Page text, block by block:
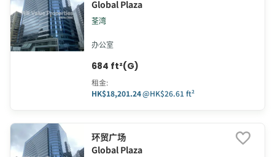
Global Plaza
荃湾
办公室
684 ft²(G)
租金:
HK$18,201.24@HK$26.61 ft²
环贸广场
Global Plaza